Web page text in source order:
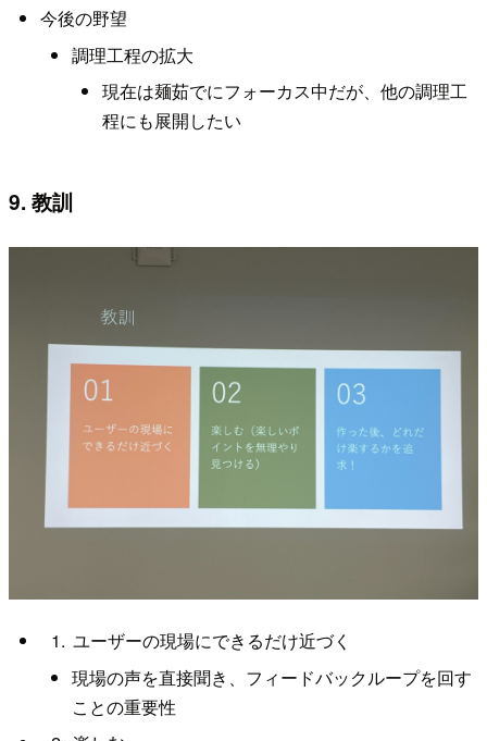
今後の野望
調理工程の拡大
現在は麺茹でにフォーカス中だが、他の調理工
程にも展開したい
9. 教訓
ユーザーの現場にできるだけ近づく
現場の声を直接聞き、フィードバックループを回す
ことの重要性